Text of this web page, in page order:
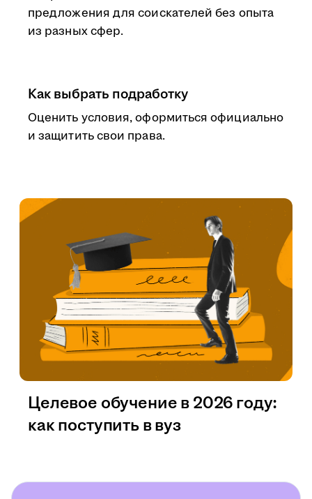
предложения для соискателей без опыта
из разных сфер.
Как выбрать подработку
Оценить условия, оформиться официально
и защитить свои права.
Целевое обучение в 2026 году:
как поступить в вуз